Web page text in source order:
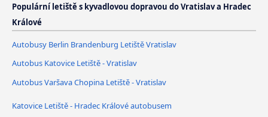
Populární letiště s kyvadlovou dopravou do Vratislav a Hradec
Králové
Autobusy Berlin Brandenburg Letiště Vratislav
Autobus Katovice Letiště - Vratislav
Autobus Varšava Chopina Letiště - Vratislav
Katovice Letiště - Hradec Králové autobusem